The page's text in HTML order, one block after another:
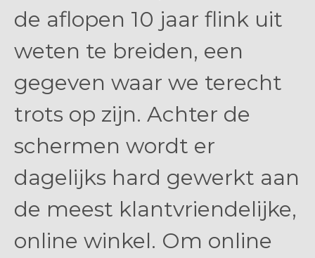
de aflopen 10 jaar flink uit
weten te breiden, een
gegeven waar we terecht
trots op zijn. Achter de
schermen wordt er
dagelijks hard gewerkt aan
de meest klantvriendelijke,
online winkel. Om online